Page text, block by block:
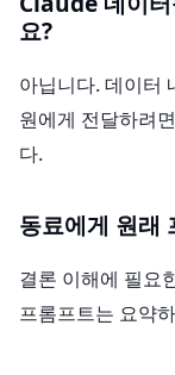
요?
아닙니다. 데이터
원에게 전달하려
다.
동료에게 원래
결론 이해에 필요
프롬프트는 요약